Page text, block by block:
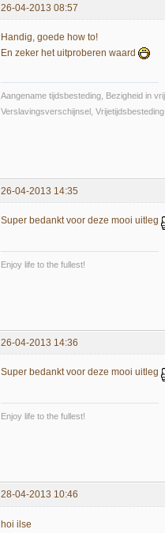
26-04-2013 08:57
Handig, goede how to!
En zeker het uitproberen waard
Aangename tijdsbesteding, Bezigheid in
Verslavingsverschijnsel,
26-04-2013 14:35
Super bedankt voor deze mooi uitleg
Enjoy life to the fullest!
26-04-2013 14:36
Super bedankt voor deze mooi uitleg
Enjoy life to the fullest!
28-04-2013 10:46
hoi ilse